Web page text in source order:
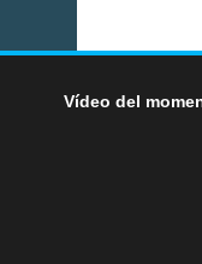
Vídeo del